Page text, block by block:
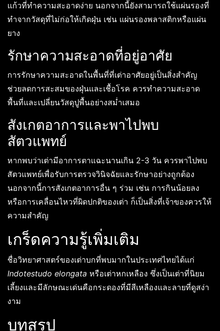
แก้วที่ทำความสะอาดง่าย นอกจากนี้ยังสามารถใช้แผ่นรองที่
ทำจากวัสดุที่ไม่ก่อให้เกิดฝุ่น เช่น แผ่นรองพลาสติกหรือแผ่น
ยาง
รักษาความสะอาดที่อยู่อาศัย
การรักษาความสะอาดในพื้นที่ที่เต่าอาศัยอยู่เป็นสิ่งสำคัญ
ช่วยลดการสะสมของฝุ่นและเชื้อโรค ควรทำความสะอาด
พื้นที่และเปลี่ยนวัสดุปูพื้นอย่างสม่ำเสมอ
สังเกตอาการและพาไปพบ
สัตวแพทย์
หากพบว่าเต่ามีอาการตาแฉะนานเกิน 2-3 วัน ควรพาไปพบ
สัตวแพทย์เพื่อรับการตรวจวินิจฉัยและรักษาอย่างถูกต้อง
นอกจากนี้การสังเกตอาการอื่น ๆ ร่วม เช่น การกินน้อยลง
หรือการเคลื่อนไหวที่ผิดปกติของเต่า ก็เป็นสิ่งที่เจ้าของควรให้
ความสำคัญ
เกร็ดความรู้เพิ่มเติม
ชื่อวิทยาศาสตร์ของเต่าบกที่พบมากในประเทศไทยได้แก่
Indotestudo elongata หรือเต่าหกเหลือง ซึ่งเป็นเต่าที่นิยม
เลี้ยงและมีลักษณะเด่นคือกระดองที่มีสีเหลืองและลายที่ดูสง่า
งาม
บทสรุป